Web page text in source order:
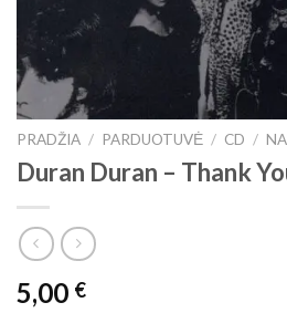
PRADŽIA / PARDUOTUVĖ / CD /
Duran Duran – Thank
5,00 €